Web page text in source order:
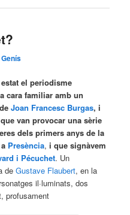
el periodisme
cara familiar amb un
Joan Francesc Burgas, i
van provocar una sèrie
dels primers anys de la
Presència, i que signàvem
i Pécuchet. Un
deGustave Flaubert, en la
il·luminats, dos
profusament